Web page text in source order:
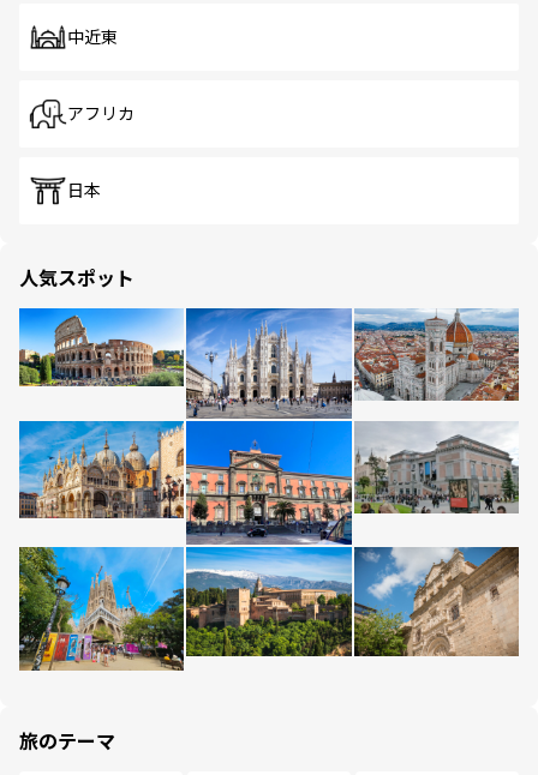
中近東
アフリカ
日本
人気スポット
旅のテーマ